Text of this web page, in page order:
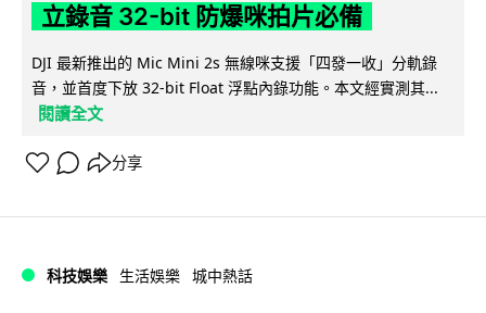
立錄音 32-bit 防爆咪拍片必備
DJI 最新推出的 Mic Mini 2s 無線咪支援「四發一收」分軌錄
音，並首度下放 32-bit Float 浮點內錄功能。本文經實測其...
閱讀全文
分享
科技娛樂 生活娛樂 城中熱話